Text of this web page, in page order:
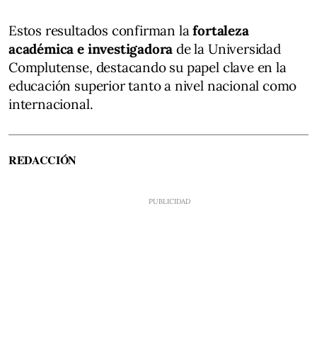
Estos resultados confirman lafortaleza
académica e investigadora de la Universidad
Complutense, destacando su papel clave en la
educación superior tanto a nivel nacional como
internacional.
REDACCIÓN